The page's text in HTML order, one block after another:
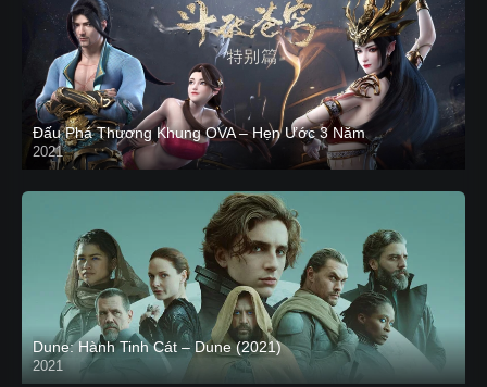
Đấu Phá Thương Khung OVA – Hẹn Ước 3 Năm
2021
Dune: Hành Tinh Cát – Dune (2021)
2021
HD VIETSUB